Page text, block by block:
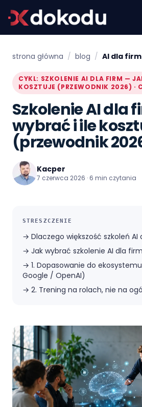
strona główna / blog / AI dla firm
CYKL: SZKOLENIE AI DLA FIRM —
KOSZTUJE (PRZEWODNIK 2026) ·
Szkolenie AI dla
wybrać i ile
(przewodnik
Kacper
7 czerwca 2026 · 6 min czytania
STRESZCZENIE
→ Dlaczego większość szkoleń AI
→ Jak wybrać szkolenie AI dla
→ 1. Dopasowanie do
Google / OpenAI)
→ 2. Trening na rolach, nie na